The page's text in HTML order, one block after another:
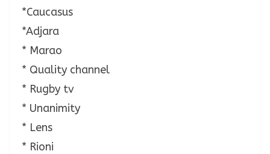
*Caucasus
*Adjara
* Marao
* Quality channel
* Rugby tv
* Unanimity
* Lens
* Rioni